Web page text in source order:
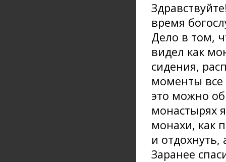
время
Дело в том,
видел как
сидения,
моменты
это можно
монастырях
монахи, как
и отдохнуть,
Заранее